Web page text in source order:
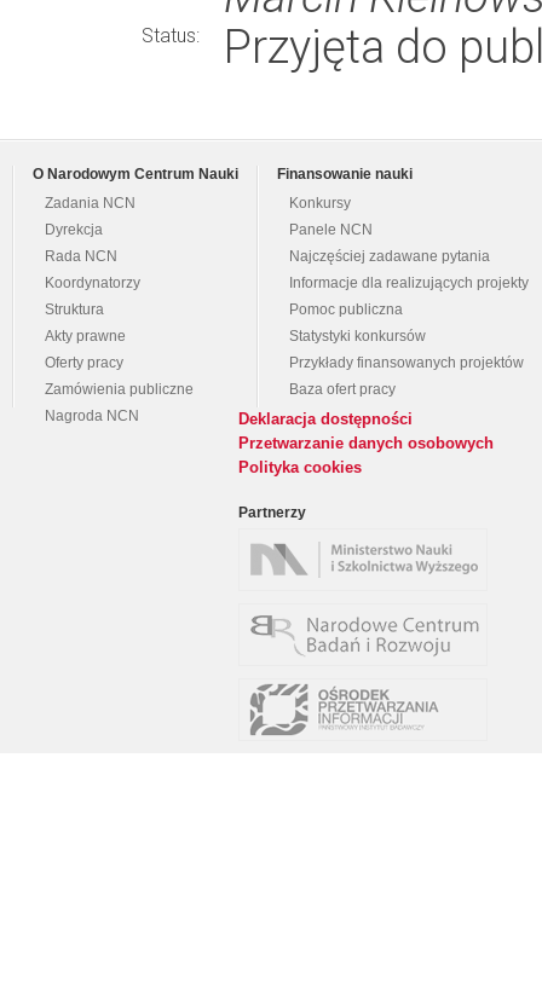
Status: Przyjęta do
O Narodowym Centrum Nauki
Zadania NCN
Dyrekcja
Rada NCN
Koordynatorzy
Struktura
Akty prawne
Oferty pracy
Zamówienia publiczne
Nagroda NCN
Finansowanie nauki
Konkursy
Panele NCN
Najczęściej zadawane pytania
Informacje dla realizujących projekty
Pomoc publiczna
Statystyki konkursów
Przykłady finansowanych projektów
Baza ofert pracy
Deklaracja dostępności
Przetwarzanie danych osobowych
Polityka cookies
Partnerzy